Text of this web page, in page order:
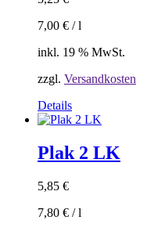
7,00 € /l
inkl. 19 % MwSt.
zzgl. Versandkosten
Details
Plak 2 LK
5,85 €
7,80 € /l